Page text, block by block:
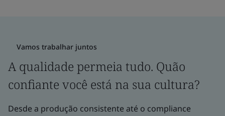
Vamos trabalhar juntos
A qualidade permeia tudo. Quão
confiante você está na sua cultura?
Desde a produção consistente até o compliance